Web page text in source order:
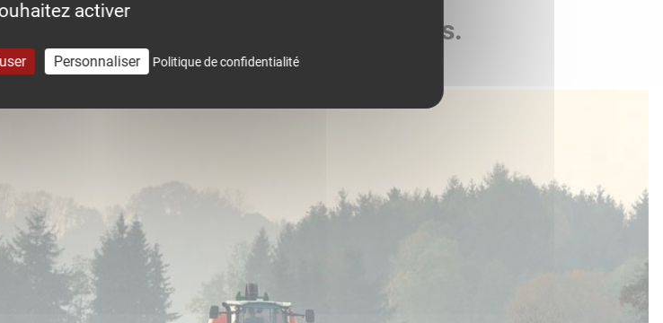
dans le suivi météo de vos parcelles.
activer
Personnaliser Politique de confidentialité